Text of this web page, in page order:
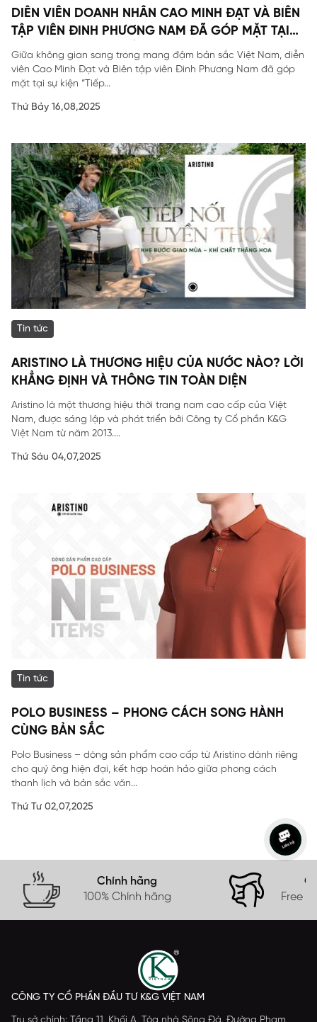
DIỄN VIÊN DOANH NHÂN CAO MINH ĐẠT VÀ BIÊN
TẬP VIÊN ĐINH PHƯƠNG NAM ĐÃ GÓP MẶT TẠI
SỰ KIỆN ĐẶC BIỆT CỦA ARISTINO.
Giữa không gian sang trong mang đậm bản sắc Việt Nam, diễn
viên Cao Minh Đạt và Biên tập viên Đinh Phương Nam đã góp
mặt tại sự kiện “Tiếp...
Thứ Bảy 16,08,2025
Tin tức
ARISTINO LÀ THƯƠNG HIỆU CỦA NƯỚC NÀO? LỜI
KHẲNG ĐỊNH VÀ THÔNG TIN TOÀN DIỆN
Aristino là một thương hiệu thời trang nam cao cấp của Việt
Nam, được sáng lập và phát triển bởi Công ty Cổ phần K&G
Việt Nam từ năm 2013....
Thứ Sáu 04,07,2025
Tin tức
POLO BUSINESS – PHONG CÁCH SONG HÀNH
CÙNG BẢN SẮC
Polo Business – dòng sản phẩm cao cấp từ Aristino dành riêng
cho quý ông hiện đại, kết hợp hoàn hảo giữa phong cách
thanh lịch và bản sắc văn...
Thứ Tư 02,07,2025
Chính hãng
100% Chính hãng
Free
CÔNG TY CỔ PHẦN ĐẦU TƯ K&G VIỆT NAM